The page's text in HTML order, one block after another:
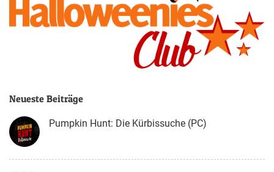
Neueste Beiträge
Pumpkin Hunt: Die Kürbissuche (PC)